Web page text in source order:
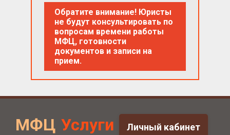
Обратите внимание! Юристы
не будут консультировать по
вопросам времени работы
МФЦ, готовности
документов и записи на
прием.
МФЦ Услуги Личный кабинет